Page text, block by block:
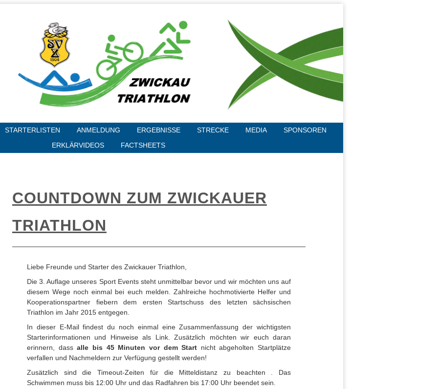
STARTERLISTEN ANMELDUNG ERGEBNISSE STRECKE MEDIA
SPONSOREN
ERKLÄRVIDEOS
FACTSHEETS
COUNTDOWN ZUM ZWICKAUER
TRIATHLON
Liebe Freunde und Starter des Zwickauer Triathlon,
Die 3. Auflage unseres Sport Events steht unmittelbar bevor und wir möchten uns auf
diesem Wege noch einmal bei euch melden. Zahlreiche hochmotivierte Helfer und
Kooperationspartner fiebern dem ersten Startschuss des letzten sächsischen
Triathlon im Jahr 2015 entgegen.
In dieser E-Mail findest du noch einmal eine Zusammenfassung der wichtigsten
Starterinformationen und Hinweise als Link. Zusätzlich möchten wir euch daran
erinnern, dassalle bis 45 Minuten vor dem Start nicht abgeholten Startplätze
verfallen und Nachmeldern zur Verfügung gestellt werden!
Zusätzlich sind die Timeout-Zeiten für die Mitteldistanz zu beachten . Das
Schwimmen muss bis 12:00 Uhr und das Radfahren bis 17:00 Uhr beendet sein.